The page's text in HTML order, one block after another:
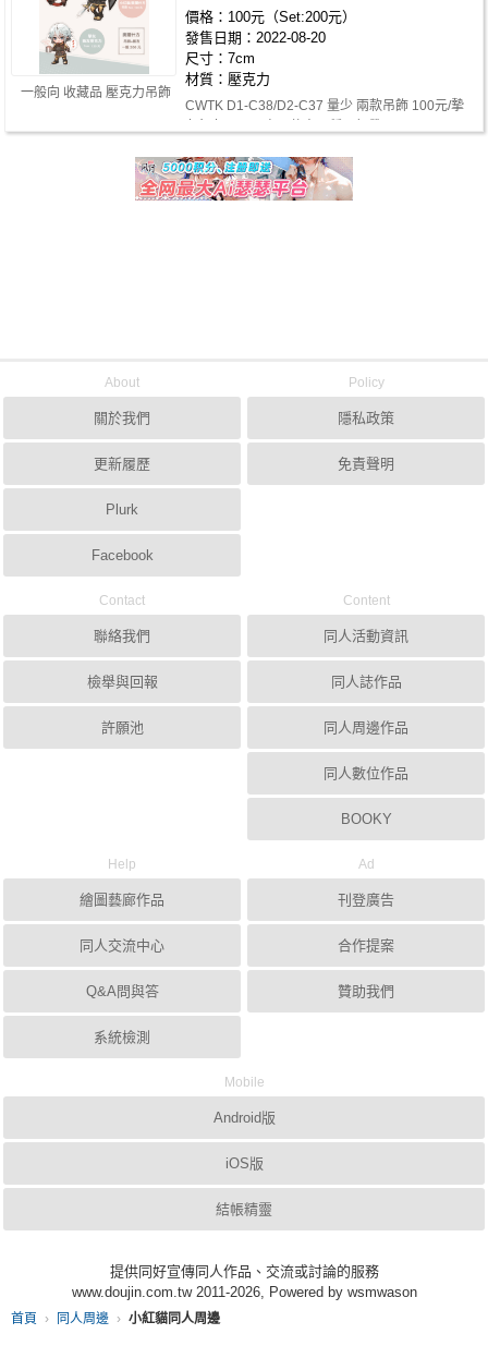
首頁 同人周邊 小紅貓同人周邊
一般向 收藏品 壓克力吊飾
價格：100元（Set:200元）
發售日期：2022-08-20
尺寸：7cm
材質：壓克力
CWTK D1-C38/D2-C37 量少 兩款吊飾 100元/摯
About
關於我們
更新履歷
Plurk
Facebook
Policy
隱私政策
免責聲明
Contact
聯絡我們
檢舉與回報
許願池
Content
同人活動資訊
同人誌作品
同人周邊作品
同人數位作品
BOOKY
Help
繪圖藝廊作品
同人交流中心
Q&A問與答
系統檢測
Ad
刊登廣告
合作提案
贊助我們
Mobile
Android版
iOS版
結帳精靈
提供同好宣傳同人作品、交流或討論的服務
www.doujin.com.tw 2011-2026, Powered by wsmwason